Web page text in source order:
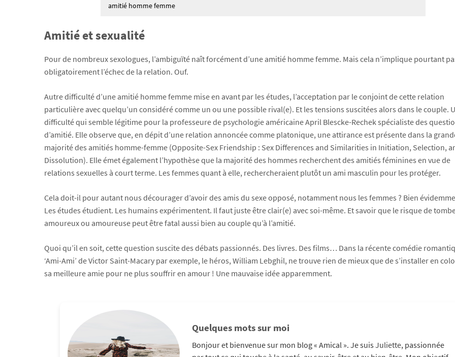
amitié homme femme
Amitié et sexualité
Pour de nombreux sexologues, l’ambiguïté naît forcément d’une amitié homme femme. Mais cela n’implique pourtant
obligatoirement l’échec de la relation. Ouf.
Autre difficulté d’une amitié homme femme mise en avant par les études, l’acceptation par le conjoint de cette relation
particulière avec quelqu’un considéré comme un ou une possible rival(e). Et les tensions suscitées alors dans le couple.
difficulté qui semble légitime pour la professeure de psychologie américaine April Blescke-Rechek spécialiste des
d’amitié. Elle observe que, en dépit d’une relation annoncée comme platonique, une attirance est présente dans la
majorité des amitiés homme-femme (Opposite-Sex Friendship : Sex Differences and Similarities in Initiation, Selection,
Dissolution). Elle émet également l’hypothèse que la majorité des hommes recherchent des amitiés féminines en vue de
relations sexuelles à court terme. Les femmes quant à elle, rechercheraient plutôt un ami masculin pour les protéger.
Cela doit-il pour autant nous décourager d’avoir des amis du sexe opposé, notamment nous les femmes ? Bien
Les études étudient. Les humains expérimentent. Il faut juste être clair(e) avec soi-même. Et savoir que le risque de
amoureux ou amoureuse peut être fatal aussi bien au couple qu’à l’amitié.
Quoi qu’il en soit, cette question suscite des débats passionnés. Des livres. Des films… Dans la récente comédie
‘Ami-Ami’ de Victor Saint-Macary par exemple, le héros, William Lebghil, ne trouve rien de mieux que de s’installer en
sa meilleure amie pour ne plus souffrir en amour ! Une mauvaise idée apparemment.
Quelques mots sur moi
Bonjour et bienvenue sur mon blog « Amical ». Je suisJuliette, passionnée